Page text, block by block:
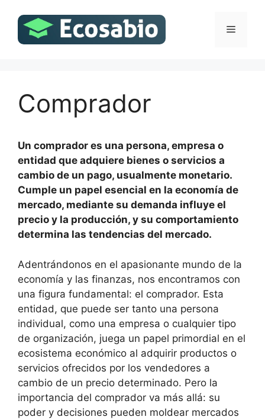
contenido
Menú
Comprador
Un comprador es una persona, empresa o
entidad que adquiere bienes o servicios a
cambio de un pago, usualmente monetario.
Cumple un papel esencial en la economía de
mercado, mediante su demanda influye el
precio y la producción, y su comportamiento
determina las tendencias del mercado.
Adentrándonos en el apasionante mundo de la
economía y las finanzas, nos encontramos con
una figura fundamental: el comprador. Esta
entidad, que puede ser tanto una persona
individual, como una empresa o cualquier tipo
de organización, juega un papel primordial en el
ecosistema económico al adquirir productos o
servicios ofrecidos por los vendedores a
cambio de un precio determinado. Pero la
importancia del comprador va más allá: su
poder y decisiones pueden moldear mercados